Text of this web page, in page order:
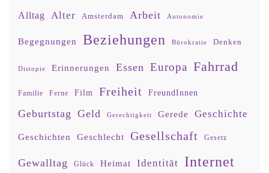
Alltag Alter Amsterdam Arbeit Autonomie
Begegnungen Beziehungen Bürokratie Denken
Distopie Erinnerungen Essen Europa Fahrrad
Familie Ferne Film Freiheit FreundInnen
Geburtstag Geld Gerechtigkeit Gerede Geschichte
Geschichten Geschlecht Gesellschaft Gesetz
Gewalltag Glück Heimat Identität Internet